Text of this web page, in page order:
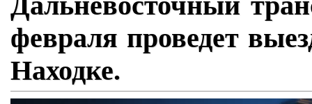
февраля проведет
Находке.